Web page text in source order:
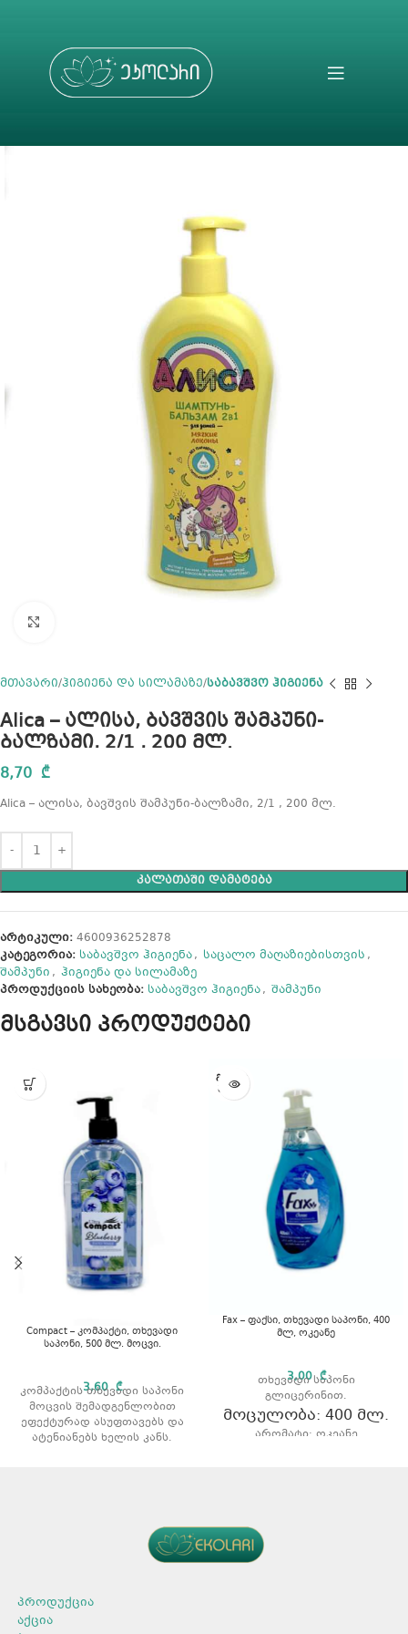
მთავარი ჰიგიენა და სილამაზე საბავშვო ჰიგიენა
Alica – ალისა, ბავშვის შამპუნი-
ბალზამი, 2/1 , 200 მლ.
8,70 ₾
Alica – ალისა, ბავშვის შამპუნი-ბალზამი, 2/1 , 200 მლ.
ᲙᲐᲚᲐᲗᲐᲨᲘ ᲓᲐᲛᲐᲢᲔᲑᲐ
არტიკული: 4600936252878
კატეგორია: საბავშვო ჰიგიენა, საცალო მაღაზიებისთვის ,
შამპუნი , ჰიგიენა და სილამაზე
პროდუქციის სახეობა: საბავშვო ჰიგიენა, შამპუნი
მსგავსი პროდუქტები
Compact – კომპაქტი, თხევადი
საპონი, 500 მლ. მოცვი.
3,60₾
კომპაქტის თხევადი საპონი
მოცვის შემადგენლობით
ეფექტურად ასუფთავებს და
ატენიანებს ხელის კანს.
ᲒᲐᲧᲘᲓ
ᲣᲚᲘᲐ
Fax – ფაქსი, თხევადი საპონი, 400
მლ, ოკეანე
3,00₾
თხევადი საპონი
გლიცერინით.
მოცულობა: 400 მლ.
არომატი: ოკეანე
პროდუქცია
აქცია